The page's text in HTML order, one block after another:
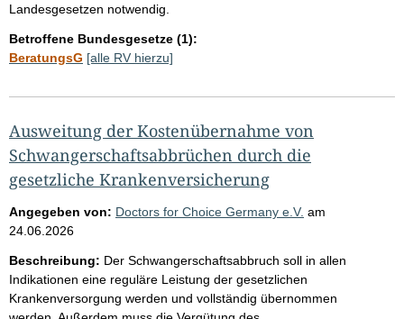
Landesgesetzen notwendig.
Betroffene Bundesgesetze (1):
BeratungsG [alle RV hierzu]
Ausweitung der Kostenübernahme von
Schwangerschaftsabbrüchen durch die
gesetzliche Krankenversicherung
Angegeben von: Doctors for Choice Germany e.V. am
24.06.2026
Beschreibung: Der Schwangerschaftsabbruch soll in allen
Indikationen eine reguläre Leistung der gesetzlichen
Krankenversorgung werden und vollständig übernommen